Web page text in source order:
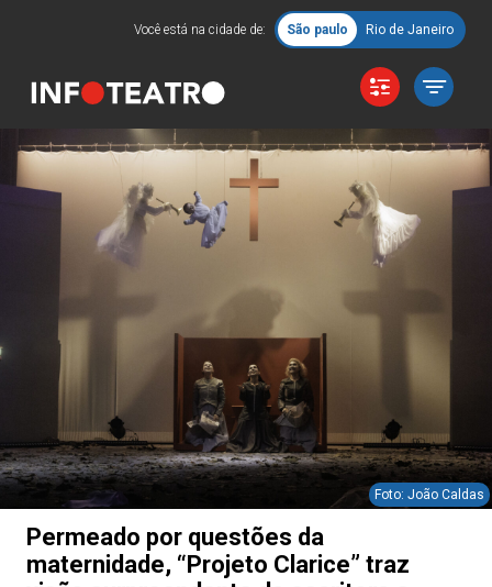
Você está na cidade de: São paulo Rio de Janeiro
Foto: João Caldas
Permeado por questões da
maternidade, “Projeto Clarice” traz